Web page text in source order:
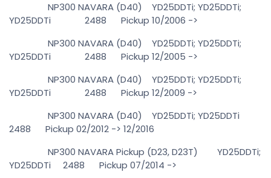
NP300 NAVARA (D40) YD25DDTi; YD25DDTi;
YD25DDTi 2488 Pickup 10/2006 ->
NP300 NAVARA (D40) YD25DDTi; YD25DDTi;
YD25DDTi 2488 Pickup 12/2005 ->
NP300 NAVARA (D40) YD25DDTi; YD25DDTi;
YD25DDTi 2488 Pickup 12/2009 ->
NP300 NAVARA (D40) YD25DDTi; YD25DDTi
2488 Pickup 02/2012 -> 12/2016
NP300 NAVARA Pickup (D23, D23T) YD25DDTi;
YD25DDTi 2488 Pickup 07/2014 ->